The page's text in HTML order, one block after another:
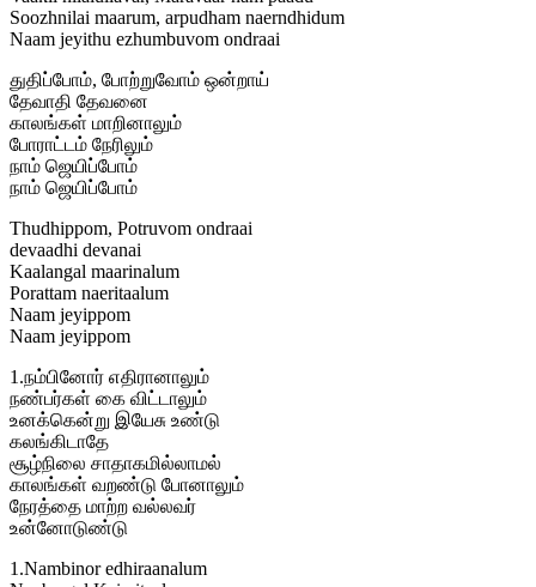
Soozhnilai maarum, arpudham naerndhidum
Naam jeyithu ezhumbuvom ondraai
துதிப்போம், போற்றுவோம் ஒன்றாய்
தேவாதி தேவனை
காலங்கள் மாறினாலும்
போராட்டம் நேரிலும்
நாம் ஜெயிப்போம்
நாம் ஜெயிப்போம்
Thudhippom, Potruvom ondraai
devaadhi devanai
Kaalangal maarinalum
Porattam naeritaalum
Naam jeyippom
Naam jeyippom
1.நம்பினோர் எதிரானாலும்
நண்பர்கள் கை விட்டாலும்
உனக்கென்று இயேசு உண்டு
கலங்கிடாதே
சூழ்நிலை சாதாகமில்லாமல்
காலங்கள் வறண்டு போனாலும்
நேரத்தை மாற்ற வல்லவர்
உன்னோடுண்டு
1.Nambinor edhiraanalum